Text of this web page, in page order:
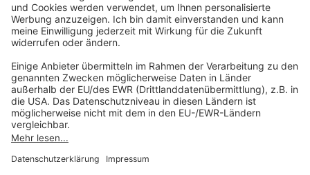
Mo-Do 07:30 - 17:00 Uhr
Fr 07:30 - 15:00 Uhr
Folgen Sie uns
Impressum
Datenschutz